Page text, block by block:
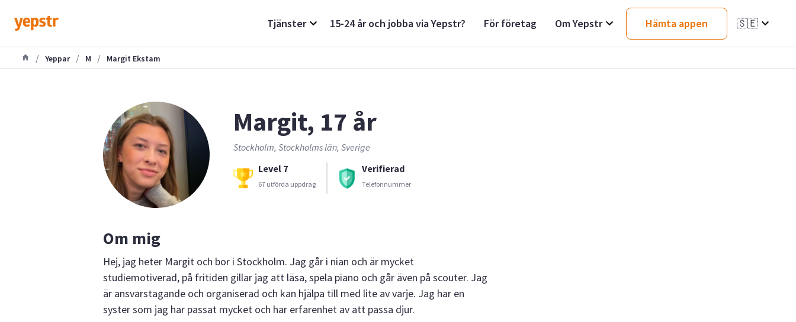
Tjänster 15-24 år och jobba via Yepstr? För företag Om Yepstr Hämta appen 🇸🇪
/ Yeppar / M / Margit Ekstam
Margit, 17 år
Stockholm, Stockholms län, Sverige
Level 7
67 utförda uppdrag
Verifierad
Telefonnummer
Om mig
Hej, jag heter Margit och bor i Stockholm. Jag går i nian och är mycket
studiemotiverad, på fritiden gillar jag att läsa, spela piano och går även på scouter. Jag
är ansvarstagande och organiserad och kan hjälpa till med lite av varje. Jag har en
syster som jag har passat mycket och har erfarenhet av att passa djur.